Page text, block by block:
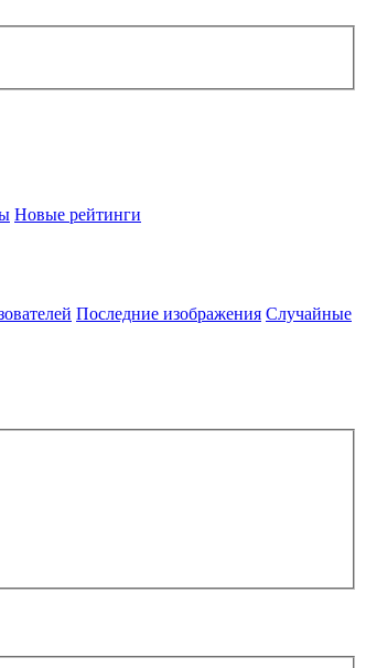
Новые рейтинги
Последние изображения Случайные